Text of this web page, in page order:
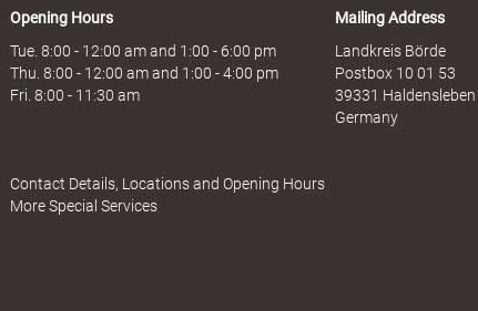
Opening Hours
Tue. 8:00 - 12:00 am and 1:00 - 6:00 pm
Thu. 8:00 - 12:00 am and 1:00 - 4:00 pm
Fri. 8:00 - 11:30 am
Mailing Address
Landkreis Börde
Postbox 10 01 53
39331 Haldensleben
Germany
Contact Details, Locations and Opening Hours
More Special Services